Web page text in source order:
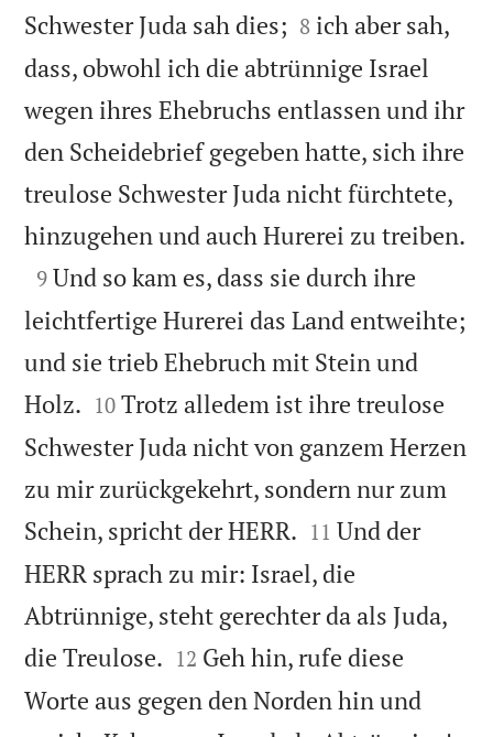
Schwester Juda sah dies; 

8 ich aber sah,
dass, obwohl ich die abtrünnige Israel
wegen ihres Ehebruchs entlassen und ihr
den Scheidebrief gegeben hatte, sich ihre
treulose Schwester Juda nicht fürchtete,
hinzugehen und auch Hurerei zu treiben.

9 Und so kam es, dass sie durch ihre
leichtfertige Hurerei das Land entweihte;
und sie trieb Ehebruch mit Stein und
Holz. 

10 Trotz alledem ist ihre treulose
Schwester Juda nicht von ganzem Herzen
zu mir zurückgekehrt, sondern nur zum
Schein, spricht der HERR. 

11 Und der
HERR sprach zu mir: Israel, die
Abtrünnige, steht gerechter da als Juda,
die Treulose. 

12 Geh hin, rufe diese
Worte aus gegen den Norden hin und